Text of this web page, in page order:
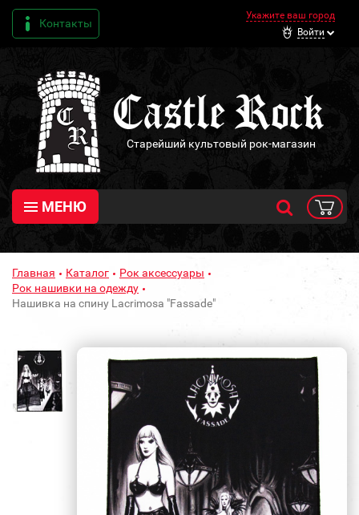
Контакты
Укажите ваш город
Войти
Старейший культовый рок-магазин
МЕНЮ
Главная Каталог
Рок аксессуары
Рок нашивки на одежду
Нашивка на спину Lacrimosa "Fassade"